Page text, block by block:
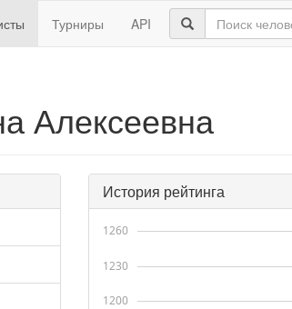
Турниры API
Алексеевна
История рейтинга
1200
1230
1260